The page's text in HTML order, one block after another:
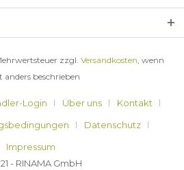
zzgl. Versandkosten, wenn
anders beschrieben
Login Über uns
Kontakt
Datenschutz
Impressum
- RINAMA GmbH